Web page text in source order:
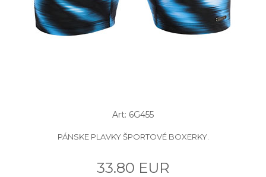
Art: 6G455
PÁNSKE PLAVKY ŠPORTOVÉ BOXERKY.
33.80 EUR